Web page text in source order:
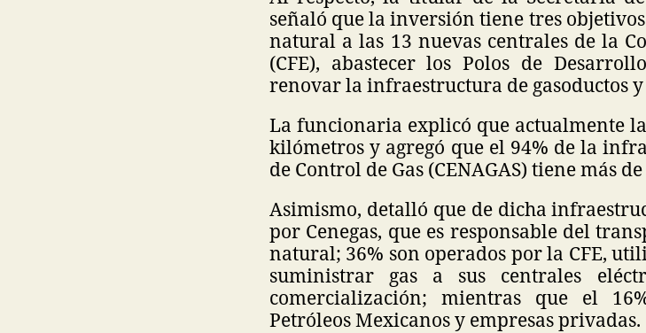
señaló que la inversión tiene tres
natural a las 13 nuevas centrales de la
(CFE), abastecer los Polos de
renovar la infraestructura de gasoductos
La funcionaria explicó que actualmente la
kilómetros y agregó que el 94% de la
de Control de Gas (CENAGAS) tiene más
Asimismo, detalló que de dicha
por Cenegas, que es responsable del
natural; 36% son operados por la CFE,
suministrar gas a sus centrales
comercialización; mientras que el
Petróleos Mexicanos y empresas privadas.